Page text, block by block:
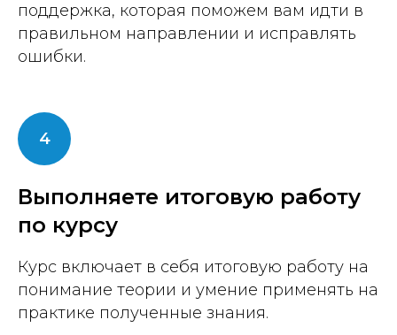
поддержка, которая поможем вам идти в
правильном направлении и исправлять
ошибки.
Выполняете итоговую работу
по курсу
Курс включает в себя итоговую работу на
понимание теории и умение применять на
практике полученные знания.